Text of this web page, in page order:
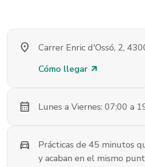
location_on
Carrer Enric d'Ossó, 2,
Cómo llegar arrow_outward
calendar_month Lunes a Viernes: 07:00 a
directions_car
Prácticas de 45 minutos
y acaban en el mismo